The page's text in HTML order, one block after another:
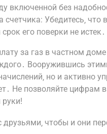
включенной без
Убедитесь‚ что
его поверки не истек․
за газ в частном
Вооружившись
но и активно
Не позволяйте цифрам
руки!
друзьями‚ чтобы и они